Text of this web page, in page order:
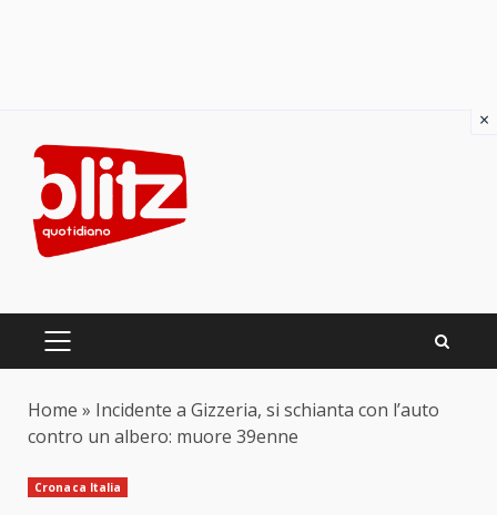
content
PRIMARY
Home » Incidente a Gizzeria, si schianta con l’auto
contro un albero: muore 39enne
Cronaca Italia
×